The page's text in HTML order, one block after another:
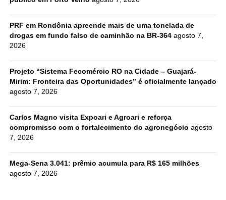
PRF em Rondônia apreende mais de uma tonelada de
drogas em fundo falso de caminhão na BR-364 agosto 7,
2026
Projeto “Sistema Fecomércio RO na Cidade – Guajará-
Mirim: Fronteira das Oportunidades” é oficialmente lançado
agosto 7, 2026
Carlos Magno visita Expoari e Agroari e reforça
compromisso com o fortalecimento do agronegócio agosto
7, 2026
Mega-Sena 3.041: prêmio acumula para R$ 165 milhões
agosto 7, 2026